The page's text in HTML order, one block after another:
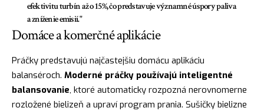
efektivitu turbín až o 15%, čo predstavuje významné úspory paliva
a zníženie emisií."
Domáce a komerčné aplikácie
Práčky predstavujú najčastejšiu domácu aplikáciu
balanséroch. Moderné práčky používajú inteligentné
balansovanie, ktoré automaticky rozpozná nerovnomerne
rozložené bielizeň a upraví program prania. Sušičky bielizne